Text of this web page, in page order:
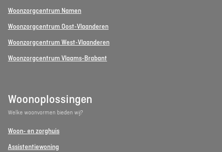
Woonzorgcentrum Namen
Woonzorgcentrum Oost-Vlaanderen
Woonzorgcentrum West-Vlaanderen
Woonzorgcentrum Vlaams-Brabant
Woonoplossingen
Welke woonvormen bieden wij?
Woon- en zorghuis
Assistentiewoning